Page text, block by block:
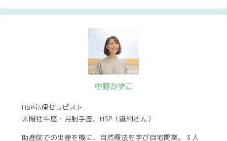
中野かずこ
HSP心理セラピスト
太陽牡牛座・月射手座、HSP（繊細さん）
助産院での出産を機に、自然療法を学び自宅開業。３人